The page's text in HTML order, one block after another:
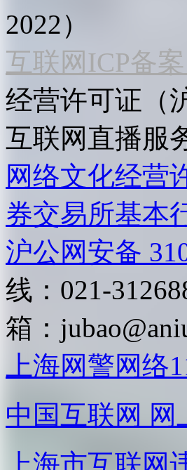
2022）
互联网ICP备
经营许可证（
互联网直播服
网络文化经营
券交易所基本
沪公网安备
线：021-
箱：
上海网警网络
中国互联网 网
上海市互联网